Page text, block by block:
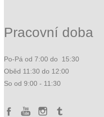
Pracovní doba
Po-Pá od 7:00 do 15:30
Oběd 11:30 do 12:00
So od 9:00 - 11:30